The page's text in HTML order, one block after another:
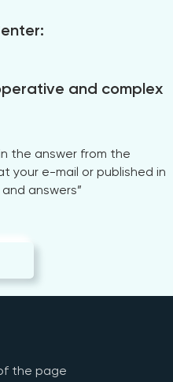
and complex
the answer from the
your e-mail or published in
answers”
the page